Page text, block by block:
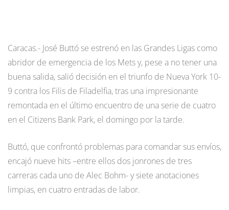
Caracas.- José Buttó se estrenó en las Grandes Ligas como
abridor de emergencia de los Mets y, pese a no tener una
buena salida, salió decisión en el triunfo de Nueva York 10-
9 contra los Filis de Filadelfia, tras una impresionante
remontada en el último encuentro de una serie de cuatro
en el Citizens Bank Park, el domingo por la tarde.
Buttó, que confrontó problemas para comandar sus envíos,
encajó nueve hits –entre ellos dos jonrones de tres
carreras cada uno de Alec Bohm- y siete anotaciones
limpias, en cuatro entradas de labor.